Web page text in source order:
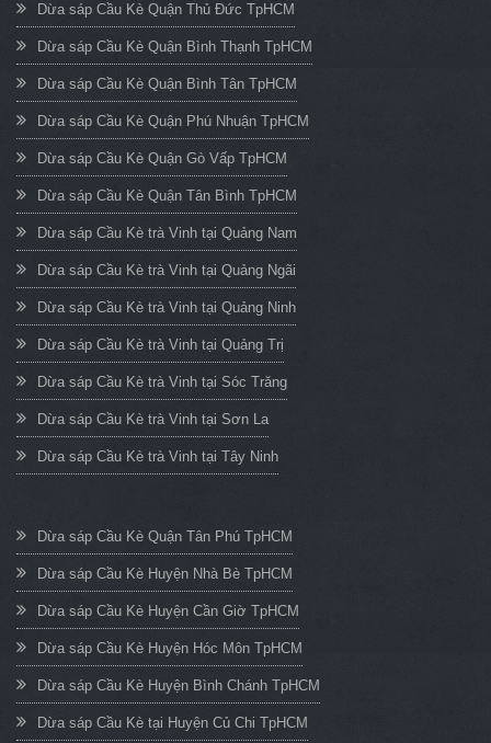
Dừa sáp Cầu Kè Quận Thủ Đức TpHCM
Dừa sáp Cầu Kè Quận Bình Thạnh TpHCM
Dừa sáp Cầu Kè Quận Bình Tân TpHCM
Dừa sáp Cầu Kè Quận Phú Nhuận TpHCM
Dừa sáp Cầu Kè Quận Gò Vấp TpHCM
Dừa sáp Cầu Kè Quận Tân Bình TpHCM
Dừa sáp Cầu Kè trà Vinh tại Quảng Nam
Dừa sáp Cầu Kè trà Vinh tại Quảng Ngãi
Dừa sáp Cầu Kè trà Vinh tại Quảng Ninh
Dừa sáp Cầu Kè trà Vinh tại Quảng Trị
Dừa sáp Cầu Kè trà Vinh tại Sóc Trăng
Dừa sáp Cầu Kè trà Vinh tại Sơn La
Dừa sáp Cầu Kè trà Vinh tại Tây Ninh
Dừa sáp Cầu Kè Quận Tân Phú TpHCM
Dừa sáp Cầu Kè Huyện Nhà Bè TpHCM
Dừa sáp Cầu Kè Huyện Cần Giờ TpHCM
Dừa sáp Cầu Kè Huyện Hóc Môn TpHCM
Dừa sáp Cầu Kè Huyện Bình Chánh TpHCM
Dừa sáp Cầu Kè tại Huyện Củ Chi TpHCM